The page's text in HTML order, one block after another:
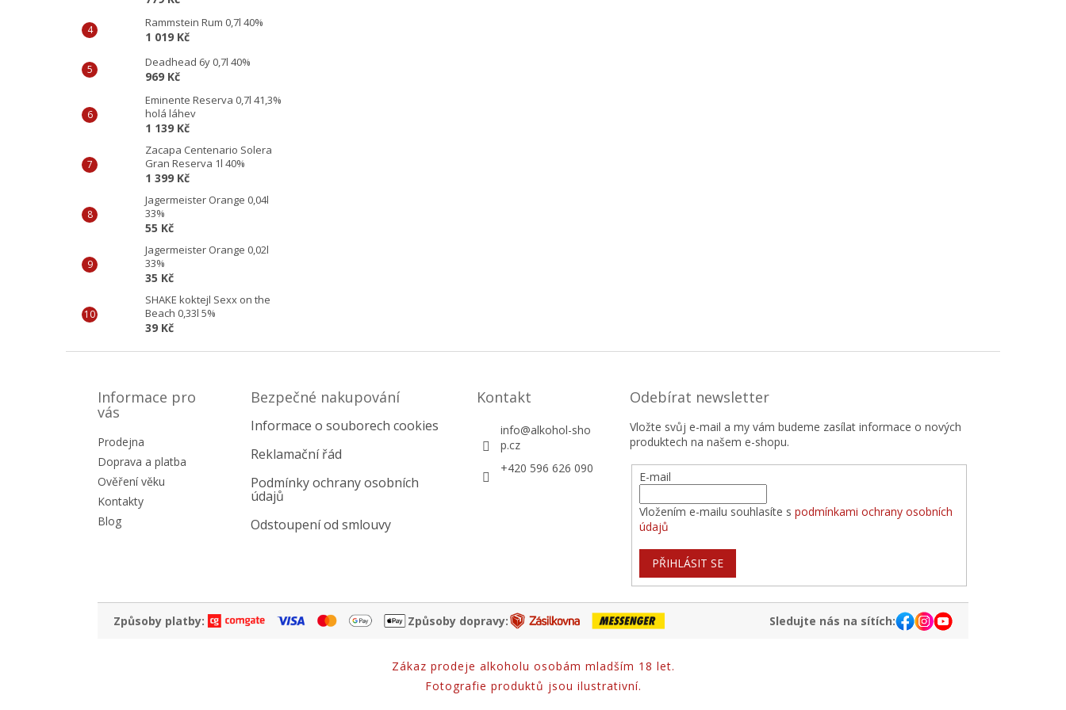
Rammstein Rum 0,7l 40%
1 019 Kč
Deadhead 6y 0,7l 40%
969 Kč
Eminente Reserva 0,7l 41,3%
holá láhev
1 139 Kč
Zacapa Centenario Solera
Gran Reserva 1l 40%
1 399 Kč
Jagermeister Orange 0,04l
33%
55 Kč
Jagermeister Orange 0,02l
33%
35 Kč
SHAKE koktejl Sexx on the
Beach 0,33l 5%
39 Kč
Informace pro
vás
Prodejna
Doprava a platba
Ověření věku
Kontakty
Blog
Bezpečné nakupování
Informace o souborech cookies
Reklamační řád
Podmínky ochrany osobních
údajů
Odstoupení od smlouvy
Kontakt
info@alkohol-sho
p.cz
+420 596 626 090
Odebírat newsletter
Vložte svůj e-mail a my vám budeme zasílat informace o nových
produktech na našem e-shopu.
E-mail
Vložením e-mailu souhlasíte spodmínkami ochrany osobních
údajů
PŘIHLÁSIT SE
Způsoby platby: Způsoby dopravy: Sledujte nás na sítích:
Zákaz prodeje alkoholu osobám mladším 18 let.
Fotografie produktů jsou ilustrativní.